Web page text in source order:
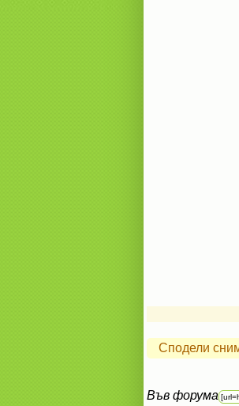
Сподели
Във форума